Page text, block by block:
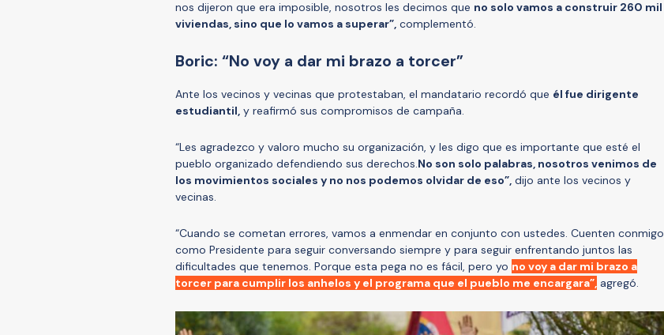
nos dijeron que era imposible, nosotros les decimos que no solo vamos a construir 260 mil
viviendas, sino que lo vamos a superar”, complementó.
Boric: “No voy a dar mi brazo a torcer”
Ante los vecinos y vecinas que protestaban, el mandatario recordó que él fue dirigente
estudiantil, y reafirmó sus compromisos de campaña.
“Les agradezco y valoro mucho su organización, y les digo que es importante que esté el
pueblo organizado defendiendo sus derechos.No son solo palabras, nosotros venimos de
los movimientos sociales y no nos podemos olvidar de eso”, dijo ante los vecinos y
vecinas.
“Cuando se cometan errores, vamos a enmendar en conjunto con ustedes. Cuenten conmigo
como Presidente para seguir conversando siempre y para seguir enfrentando juntos las
dificultades que tenemos. Porque esta pega no es fácil, pero yo no voy a dar mi brazo a
torcer para cumplir los anhelos y el programa que el pueblo me encargara”, agregó.